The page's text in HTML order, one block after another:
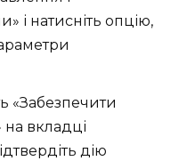
і натисніть опцію,
«Забезпечити
вкладці
дію